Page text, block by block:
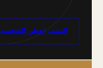
اكتشف العطور الشخصية